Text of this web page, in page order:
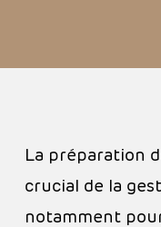
La préparation
crucial de la
notamment